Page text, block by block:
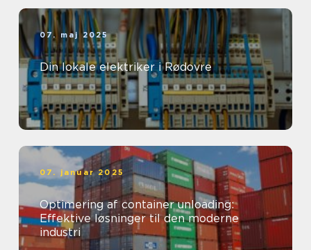
07. maj 2025
Din lokale elektriker i Rødovre
07. januar 2025
Optimering af container unloading:
Effektive løsninger til den moderne
industri